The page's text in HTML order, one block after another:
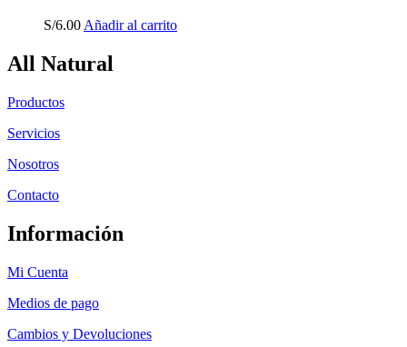
S/6.00 Añadir al carrito
All Natural
Productos
Servicios
Nosotros
Contacto
Información
Mi Cuenta
Medios de pago
Cambios y Devoluciones